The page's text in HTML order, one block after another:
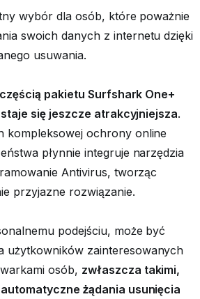
wybór dla osób, które poważnie
swoich danych z internetu dzięki
usuwania.
pakietu Surfshark One+
się jeszcze atrakcyjniejsza.
kompleksowej ochrony online
płynnie integruje narzędzia
Antivirus, tworząc
przyjazne rozwiązanie.
podejściu, może być
użytkowników zainteresowanych
osób, zwłaszcza takimi,
żądania usunięcia